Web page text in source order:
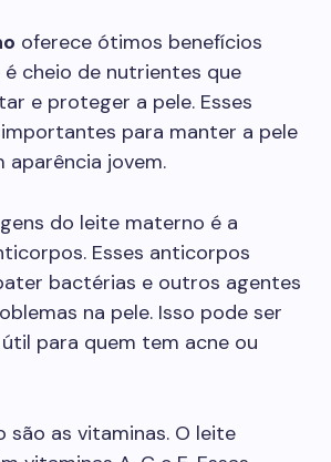
oferece ótimos benefícios
é cheio de nutrientes que
e proteger a pele. Esses
para manter a pele
aparência jovem.
do leite materno é a
Esses anticorpos
bactérias e outros agentes
na pele. Isso pode ser
para quem tem acne ou
são as vitaminas. O leite